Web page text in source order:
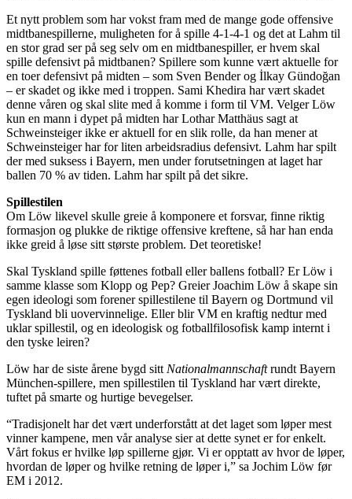
Et nytt problem som har vokst fram med de mange gode offensive
midtbanespillerne, muligheten for å spille 4-1-4-1 og det at Lahm til
en stor grad ser på seg selv om en midtbanespiller, er hvem skal
spille defensivt på midtbanen? Spillere som kunne vært aktuelle for
en toer defensivt på midten – som Sven Bender og İlkay Gündoğan
– er skadet og ikke med i troppen. Sami Khedira har vært skadet
denne våren og skal slite med å komme i form til VM. Velger Löw
kun en mann i dypet på midten har Lothar Matthäus sagt at
Schweinsteiger ikke er aktuell for en slik rolle, da han mener at
Schweinsteiger har for liten arbeidsradius defensivt. Lahm har spilt
der med suksess i Bayern, men under forutsetningen at laget har
ballen 70 % av tiden. Lahm har spilt på det sikre.
Spillestilen
Om Löw likevel skulle greie å komponere et forsvar, finne riktig
formasjon og plukke de riktige offensive kreftene, så har han enda
ikke greid å løse sitt største problem. Det teoretiske!
Skal Tyskland spille føttenes fotball eller ballens fotball? Er Löw i
samme klasse som Klopp og Pep? Greier Joachim Löw å skape sin
egen ideologi som forener spillestilene til Bayern og Dortmund vil
Tyskland bli uovervinnelige. Eller blir VM en kraftig nedtur med
uklar spillestil, og en ideologisk og fotballfilosofisk kamp internt i
den tyske leiren?
Löw har de siste årene bygd sitt Nationalmannschaftrundt Bayern
München-spillere, men spillestilen til Tyskland har vært direkte,
tuftet på smarte og hurtige bevegelser.
“Tradisjonelt har det vært underforstått at det laget som løper mest
vinner kampene, men vår analyse sier at dette synet er for enkelt.
Vårt fokus er hvilke løp spillerne gjør. Vi er opptatt av hvor de løper,
hvordan de løper og hvilke retning de løper i,” sa Jochim Löw før
EM i 2012.